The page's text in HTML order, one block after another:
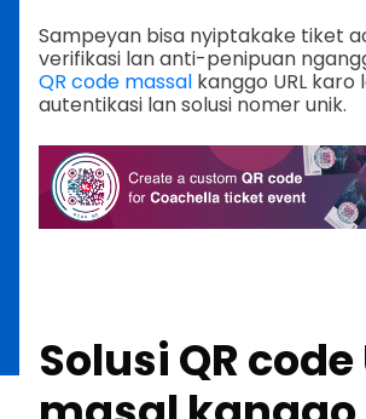
Sampeyan bisa nyiptakake tiket
verifikasi lan anti-penipuan
QR code massal kanggo URL karo
autentikasi lan solusi nomer unik.
Solusi QR code